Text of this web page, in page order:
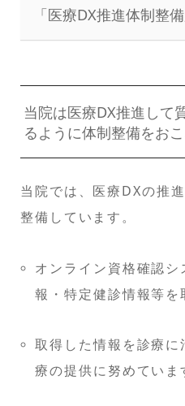
「医療DX推進体制整
当院は医療DX推進して
るように体制整備をお
当院では、医療DXの推
整備しています。
オンライン資格確認
報・特定健診情報等を
取得した情報を診療
療の提供に努めていま